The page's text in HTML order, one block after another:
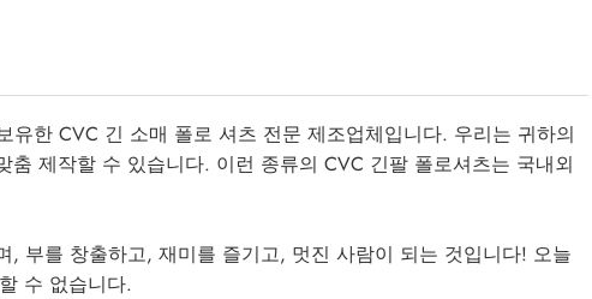
유한 CVC 긴 소매 폴로 셔츠 전문 제조업체입니다. 우리는 귀하의
제작할 수 있습니다. 이런 종류의 CVC 긴팔 폴로셔츠는 국내외
부를 창출하고, 재미를 즐기고, 멋진 사람이 되는 것입니다! 오늘
수 없습니다.